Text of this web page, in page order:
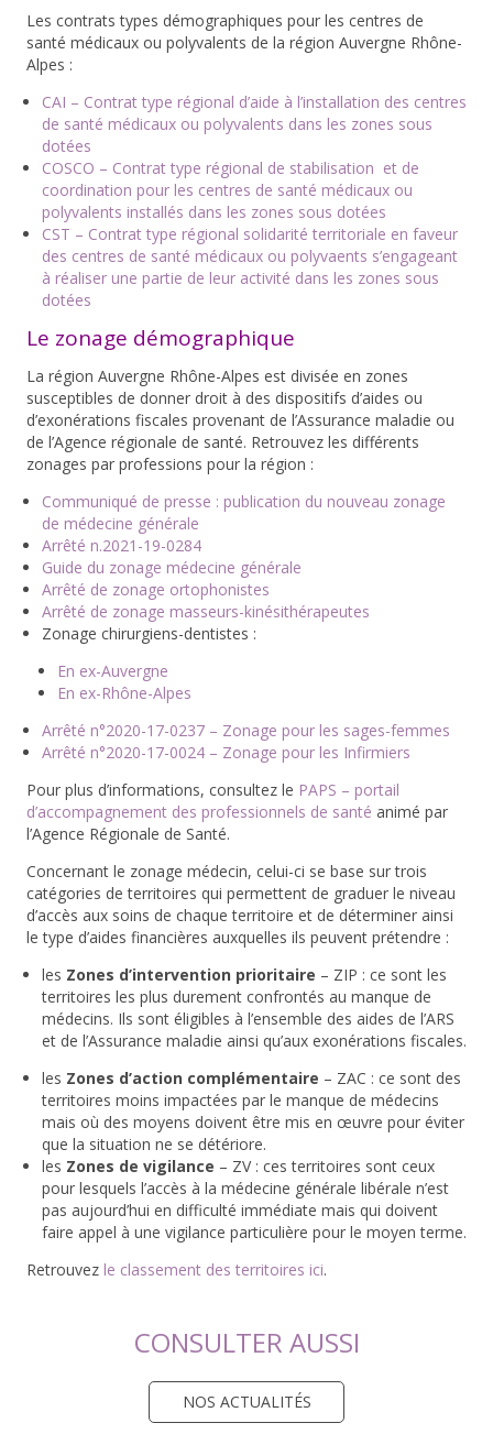
Les contrats types démographiques pour les centres de
santé médicaux ou polyvalents de la région Auvergne Rhône-
Alpes :
CAI – Contrat type régional d’aide à l’installation des centres
de santé médicaux ou polyvalents dans les zones sous
dotées
COSCO – Contrat type régional de stabilisation et de
coordination pour les centres de santé médicaux ou
polyvalents installés dans les zones sous dotées
CST – Contrat type régional solidarité territoriale en faveur
des centres de santé médicaux ou polyvaents s’engageant
à réaliser une partie de leur activité dans les zones sous
dotées
Le zonage démographique
La région Auvergne Rhône-Alpes est divisée en zones
susceptibles de donner droit à des dispositifs d’aides ou
d’exonérations fiscales provenant de l’Assurance maladie ou
de l’Agence régionale de santé. Retrouvez les différents
zonages par professions pour la région :
Communiqué de presse : publication du nouveau zonage
de médecine générale
Arrêté n.2021-19-0284
Guide du zonage médecine générale
Arrêté de zonage ortophonistes
Arrêté de zonage masseurs-kinésithérapeutes
Zonage chirurgiens-dentistes :
En ex-Auvergne
En ex-Rhône-Alpes
Arrêté n°2020-17-0237 – Zonage pour les sages-femmes
Arrêté n°2020-17-0024 – Zonage pour les Infirmiers
Pour plus d’informations, consultez le PAPS – portail
d’accompagnement des professionnels de santé animé par
l’Agence Régionale de Santé.
Concernant le zonage médecin, celui-ci se base sur trois
catégories de territoires qui permettent de graduer le niveau
d’accès aux soins de chaque territoire et de déterminer ainsi
le type d’aides financières auxquelles ils peuvent prétendre :
les Zones d’intervention prioritaire – ZIP : ce sont les
territoires les plus durement confrontés au manque de
médecins. Ils sont éligibles à l’ensemble des aides de l’ARS
et de l’Assurance maladie ainsi qu’aux exonérations fiscales.
les Zones d’action complémentaire – ZAC : ce sont des
territoires moins impactées par le manque de médecins
mais où des moyens doivent être mis en œuvre pour éviter
que la situation ne se détériore.
les Zones de vigilance – ZV : ces territoires sont ceux
pour lesquels l’accès à la médecine générale libérale n’est
pas aujourd’hui en difficulté immédiate mais qui doivent
faire appel à une vigilance particulière pour le moyen terme.
Retrouvezle classement des territoires ici.
CONSULTER AUSSI
NOS ACTUALITÉS